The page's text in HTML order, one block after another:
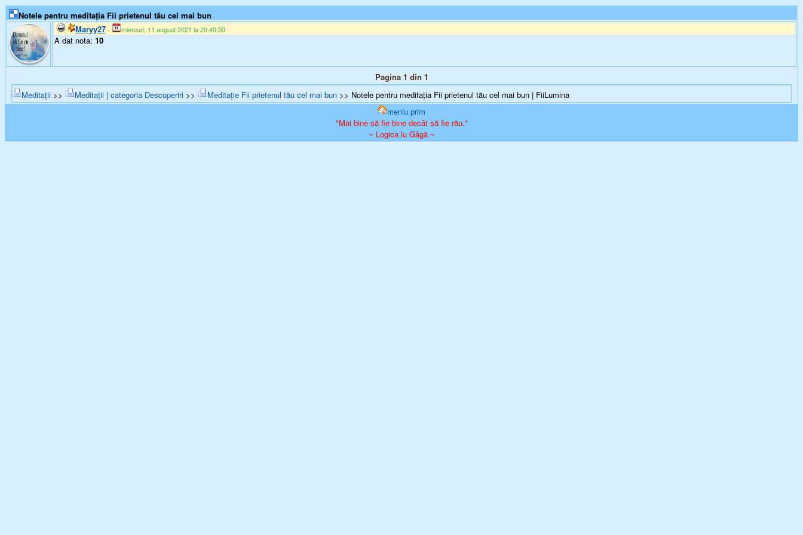
Notele pentru meditația Fii prietenul tău cel mai bun
Maryy27 - miercuri, 11 august 2021 la 20:40:50
A dat nota: 10
Pagina 1 din 1
Meditații >> Meditații | categoria Descoperiri >> Meditație Fii prietenul tău cel mai bun >> Notele pentru meditația Fii prietenul tău cel mai bun | FiiLumina
meniu prim
"Mai bine să fie bine decât să fie rău."
~ Logica lu Gâgă ~